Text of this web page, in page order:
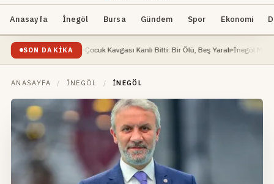
Anasayfa İnegöl Bursa Gündem Spor Ekonomi
SON DAKIKA
yaralandı Çocuk Kavgası Kanlı Bitti: Bir Ölü, Beş Yaralı İnegöl Millet Bahçesi
ANASAYFA / İNEGÖL / İNEGÖL